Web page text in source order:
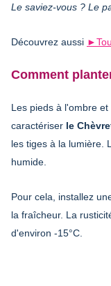
Le saviez-vous ? Le
Découvrez aussi
Comment
Les pieds à l'ombre
caractériser le
les tiges à la lumière.
humide.
Pour cela, installez
la fraîcheur. La
d'environ -15°C.